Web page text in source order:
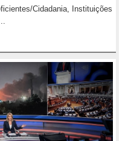
Cidadania, Instituições